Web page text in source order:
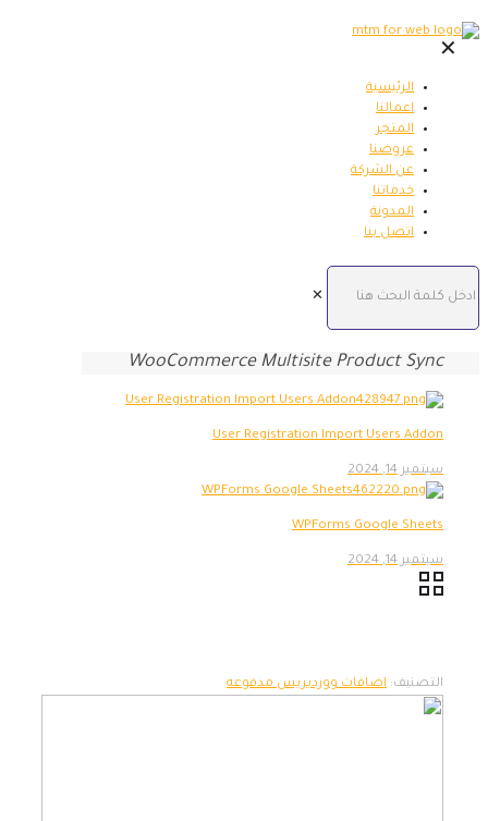
✕
الرئيسية
اعمالنا
المتجر
عروضنا
عن الشركة
خدماتنا
المدونة
اتصل بنا
✕
WooCommerce Multisite Product Sync
User Registration Import Users Addon
سبتمبر 14, 2024
WPForms Google Sheets
سبتمبر 14, 2024
التصنيف: اضافات ووردبريس مدفوعه